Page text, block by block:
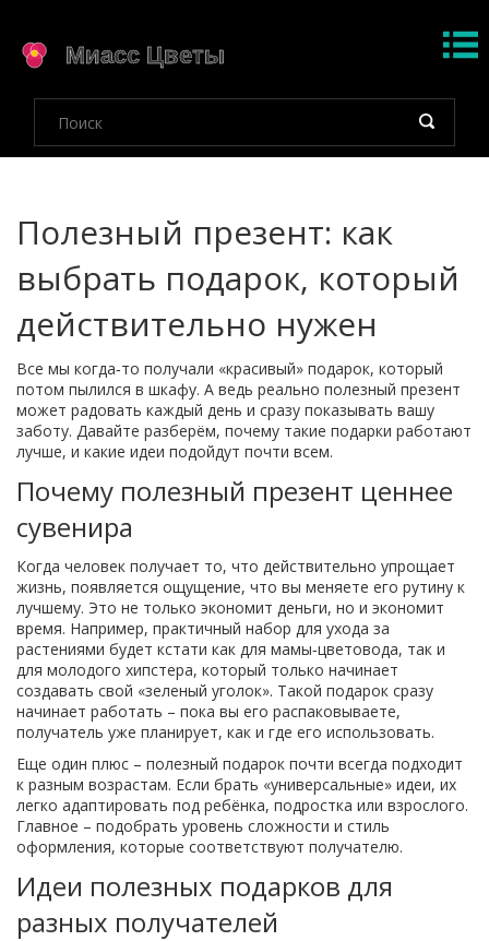
Полезный презент: как
выбрать подарок, который
действительно нужен
Все мы когда‑то получали «красивый» подарок, который
потом пылился в шкафу. А ведь реально полезный презент
может радовать каждый день и сразу показывать вашу
заботу. Давайте разберём, почему такие подарки работают
лучше, и какие идеи подойдут почти всем.
Почему полезный презент ценнее
сувенира
Когда человек получает то, что действительно упрощает
жизнь, появляется ощущение, что вы меняете его рутину к
лучшему. Это не только экономит деньги, но и экономит
время. Например, практичный набор для ухода за
растениями будет кстати как для мамы‑цветовода, так и
для молодого хипстерa, который только начинает
создавать свой «зеленый уголок». Такой подарок сразу
начинает работать – пока вы его распаковываете,
получатель уже планирует, как и где его использовать.
Еще один плюс – полезный подарок почти всегда подходит
к разным возрастам. Если брать «универсальные» идеи, их
легко адаптировать под ребёнка, подростка или взрослого.
Главное – подобрать уровень сложности и стиль
оформления, которые соответствуют получателю.
Идеи полезных подарков для
разных получателей